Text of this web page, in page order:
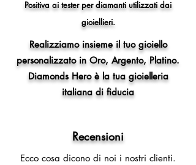
Positiva ai tester per diamanti utilizzati dai
gioiellieri.
Realizziamo insieme il tuo gioiello
personalizzato in Oro, Argento, Platino.
Diamonds Hero è la tua gioielleria
italiana di fiducia
Recensioni
Ecco cosa dicono di noi i nostri clienti.